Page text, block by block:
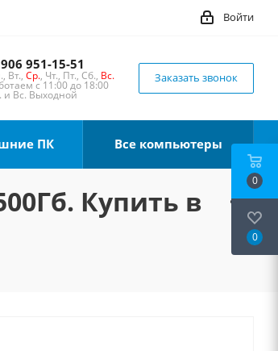
Войти
951-15-51
Вт., Ср., Чт., Пт., Сб., Вс.
с 11:00 до 18:00
и Вс. Выходной
Заказать звонок
ПК Все компьютеры
Купить в
0
0